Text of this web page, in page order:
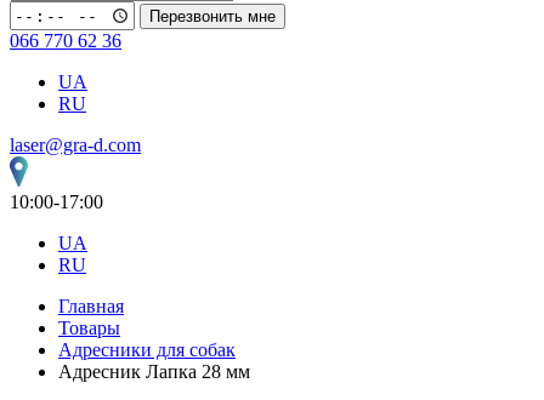
Перезвонить мне
066 770 62 36
UA
RU
laser@gra-d.com
10:00-17:00
UA
RU
Главная
Товары
Адресники для собак
Адресник Лапка 28 мм